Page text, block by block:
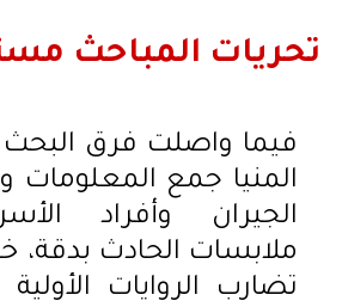
تحريات المباحث
فيما واصلت فرق البحث
المنيا جمع المعلومات
الجيران وأفراد
ملابسات الحادث
تضارب الروايات